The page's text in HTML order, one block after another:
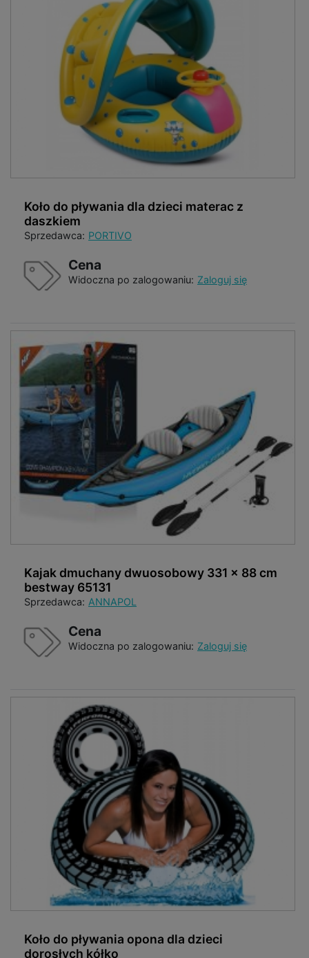
Koło do pływania dla dzieci materac z
daszkiem
Sprzedawca: PORTIVO
Cena
Widoczna po zalogowaniu: Zaloguj się
Kajak dmuchany dwuosobowy 331 x 88 cm
bestway 65131
Sprzedawca: ANNAPOL
Cena
Widoczna po zalogowaniu: Zaloguj się
Koło do pływania opona dla dzieci
dorosłych kółko